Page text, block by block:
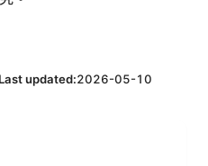
Last updated:2026-05-10